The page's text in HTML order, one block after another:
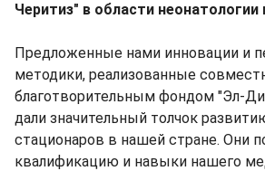
Черитиз" в области
Предложенные нами инновации и
методики, реализованные
благотворительным фондом "Эл-
дали значительный толчок
стационаров в нашей стране. Они
квалификацию и навыки нашего